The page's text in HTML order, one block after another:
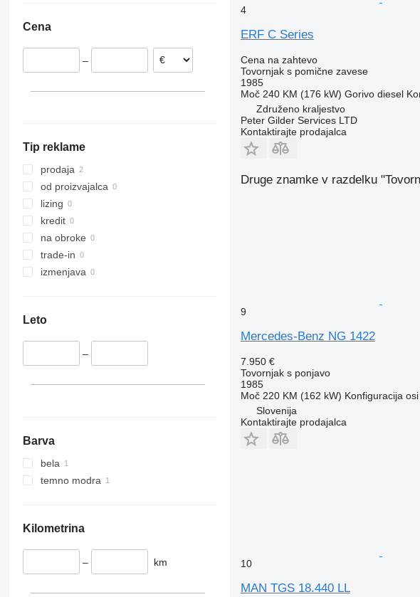
eActros
Cena
–
Tip reklame
prodaja
od proizvajalca
lizing
kredit
na obroke
trade-in
izmenjava
Leto
–
Barva
bela
temno modra
Kilometrina
– km
4
ERF C Series
Cena na zahtevo
Tovornjak s pomične zavese
1985
Moč 240 KM (176 kW) Gorivo diesel
Združeno kraljestvo
Peter Gilder Services LTD
Kontaktirajte prodajalca
Druge znamke v razdelku
9
Mercedes-Benz NG 1422
7.950 €
Tovornjak s ponjavo
1985
Moč 220 KM (162 kW) Konfiguracija osi
Slovenija
Kontaktirajte prodajalca
10
MAN TGS 18.440 LL